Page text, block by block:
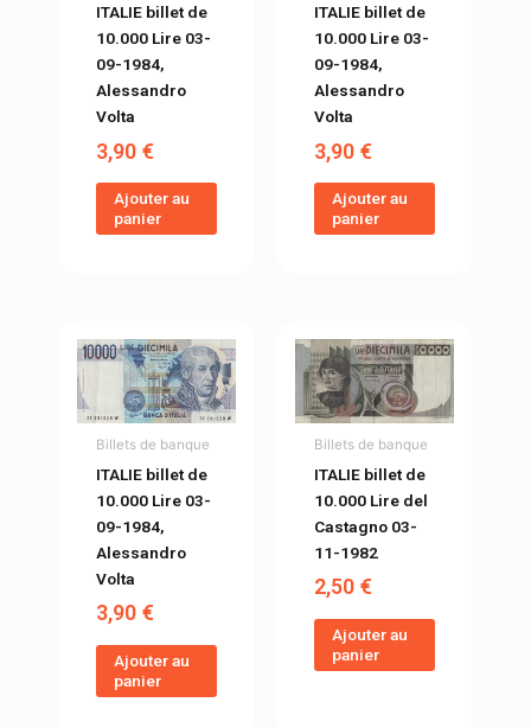
ITALIE billet de
10.000 Lire 03-
09-1984,
Alessandro
Volta
3,90€
Ajouter au
panier
ITALIE billet de
10.000 Lire 03-
09-1984,
Alessandro
Volta
3,90€
Ajouter au
panier
Billets de banque
ITALIE billet de
10.000 Lire 03-
09-1984,
Alessandro
Volta
3,90€
Ajouter au
panier
Billets de banque
ITALIE billet de
10.000 Lire del
Castagno 03-
11-1982
2,50€
Ajouter au
panier